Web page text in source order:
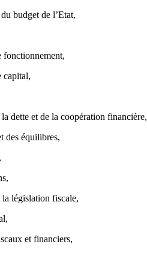
budget de l’Etat,
fonctionnement,
capital,
dette et de la coopération financière,
des équilibres,
la législation fiscale,
et financiers,